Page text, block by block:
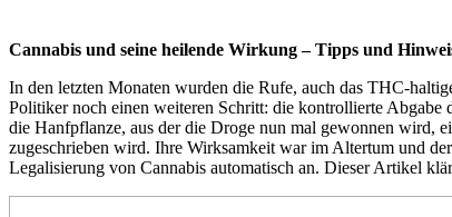
Cannabis und seine heilende Wirkung – Tipps und
In den letzten Monaten wurden die Rufe, auch das THC-
Politiker noch einen weiteren Schritt: die kontrollierte Abgabe
die Hanfpflanze, aus der die Droge nun mal gewonnen wird,
zugeschrieben wird. Ihre Wirksamkeit war im Altertum und
Legalisierung von Cannabis automatisch an. Dieser Artikel